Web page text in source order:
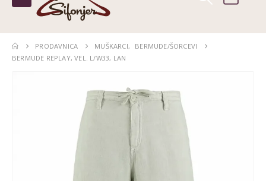
PRODAVNICA MUŠKARCI,
BERMUDE/ŠORCEVI
BERMUDE REPLAY, VEL. L/W33, LAN